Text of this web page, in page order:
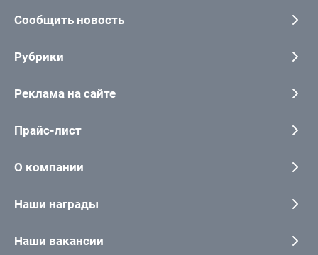
Сообщить новость
Рубрики
Реклама на сайте
Прайс-лист
О компании
Наши награды
Наши вакансии